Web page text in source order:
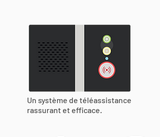
Un système de téléassistance
rassurant et efficace.